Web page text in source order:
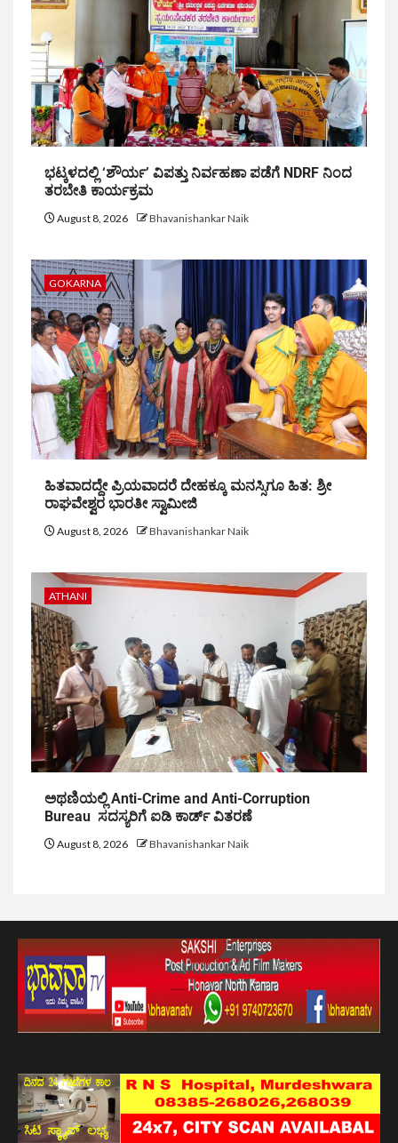
ಭಟ್ಕಳದಲ್ಲಿ ‘ಶೌರ್ಯ’ ವಿಪತ್ತು ನಿರ್ವಹಣಾ ಪಡೆಗೆ NDRF ನಿಂದ
ತರಬೇತಿ ಕಾರ್ಯಕ್ರಮ
August 8, 2026 Bhavanishankar Naik
GOKARNA
ಹಿತವಾದದ್ದೇ ಪ್ರಿಯವಾದರೆ ದೇಹಕ್ಕೂ ಮನಸ್ಸಿಗೂ ಹಿತ: ಶ್ರೀ
ರಾಘವೇಶ್ವರ ಭಾರತೀ ಸ್ವಾಮೀಜಿ
August 8, 2026 Bhavanishankar Naik
ATHANI
ಅಥಣಿಯಲ್ಲಿ Anti-Crime and Anti-Corruption
Bureau ಸದಸ್ಯರಿಗೆ ಐಡಿ ಕಾರ್ಡ್ ವಿತರಣೆ
August 8, 2026 Bhavanishankar Naik